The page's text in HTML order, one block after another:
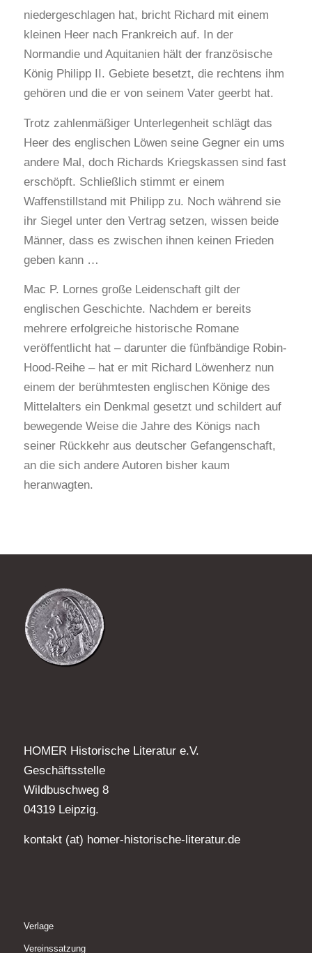
niedergeschlagen hat, bricht Richard mit einem
kleinen Heer nach Frankreich auf. In der
Normandie und Aquitanien hält der französische
König Philipp II. Gebiete besetzt, die rechtens ihm
gehören und die er von seinem Vater geerbt hat.
Trotz zahlenmäßiger Unterlegenheit schlägt das
Heer des englischen Löwen seine Gegner ein ums
andere Mal, doch Richards Kriegskassen sind fast
erschöpft. Schließlich stimmt er einem
Waffenstillstand mit Philipp zu. Noch während sie
ihr Siegel unter den Vertrag setzen, wissen beide
Männer, dass es zwischen ihnen keinen Frieden
geben kann …
Mac P. Lornes große Leidenschaft gilt der
englischen Geschichte. Nachdem er bereits
mehrere erfolgreiche historische Romane
veröffentlicht hat – darunter die fünfbändige Robin-
Hood-Reihe – hat er mit Richard Löwenherz nun
einem der berühmtesten englischen Könige des
Mittelalters ein Denkmal gesetzt und schildert auf
bewegende Weise die Jahre des Königs nach
seiner Rückkehr aus deutscher Gefangenschaft,
an die sich andere Autoren bisher kaum
heranwagten.
HOMER Historische Literatur e.V.
Geschäftsstelle
Wildbuschweg 8
04319 Leipzig.
kontakt (at) homer-historische-literatur.de
Verlage
Vereinssatzung